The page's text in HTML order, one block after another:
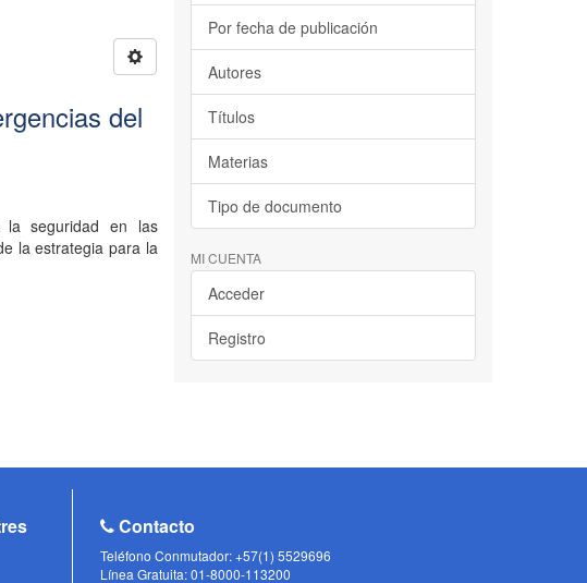
del
la seguridad en las
la estrategia para la
Por fecha de publicación
Autores
Títulos
Materias
Tipo de documento
MI CUENTA
Acceder
Registro
Contacto
Teléfono Conmutador: +57(1) 5529696
Línea Gratuita: 01-8000-113200